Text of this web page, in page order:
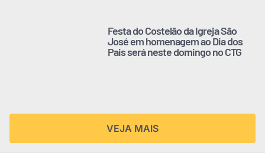
Festa do Costelão da Igreja São
José em homenagem ao Dia dos
Pais será neste domingo no CTG
VEJA MAIS